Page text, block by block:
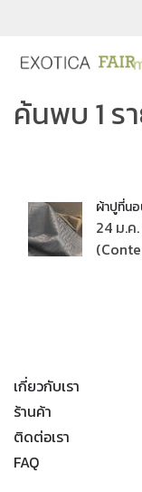
ค้นพบ 1 ร
ผ้าปูที่น
24 ม.ค
เกี่ยวกับเรา
ร้านค้า
ติดต่อเรา
FAQ